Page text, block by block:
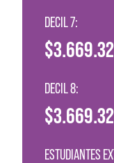
DECIL 7:
DECIL 8:
ESTUDIANTES